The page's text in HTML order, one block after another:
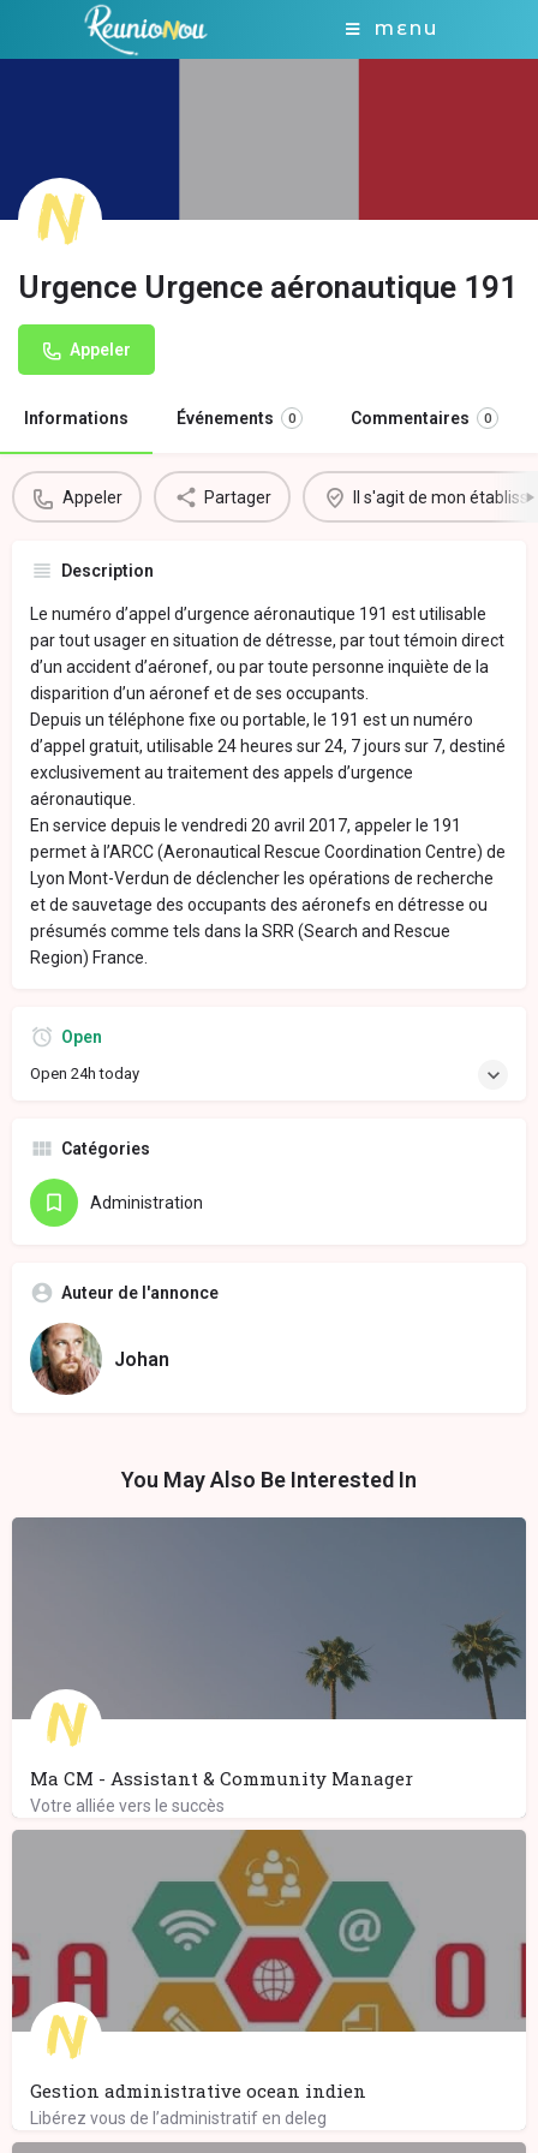
MENU
Urgence Urgence aéronautique 191
Appeler
Informations Événements 0 Commentaires 0
Appeler Partager Il s'agit de mon
Description
Le numéro d’appel d’urgence aéronautique 191 est utilisable
par tout usager en situation de détresse, par tout témoin direct
d’un accident d’aéronef, ou par toute personne inquiète de la
disparition d’un aéronef et de ses occupants.
Depuis un téléphone fixe ou portable, le 191 est un numéro
d’appel gratuit, utilisable 24 heures sur 24, 7 jours sur 7, destiné
exclusivement au traitement des appels d’urgence
aéronautique.
En service depuis le vendredi 20 avril 2017, appeler le 191
permet à l’ARCC (Aeronautical Rescue Coordination Centre) de
Lyon Mont-Verdun de déclencher les opérations de recherche
et de sauvetage des occupants des aéronefs en détresse ou
présumés comme tels dans la SRR (Search and Rescue
Region) France.
Open
Open 24h today
Catégories
Administration
Auteur de l'annonce
Johan
You May Also Be Interested In
Ma CM - Assistant & Community Manager
Votre alliée vers le succès
Gestion administrative ocean indien
Libérez vous de l’administratif en deleg